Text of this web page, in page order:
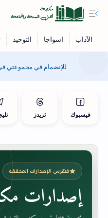
للإنضمام في مجموعتي
فيسبوك ثريدز
فهرس الإصدارات المحققة
إصدارات